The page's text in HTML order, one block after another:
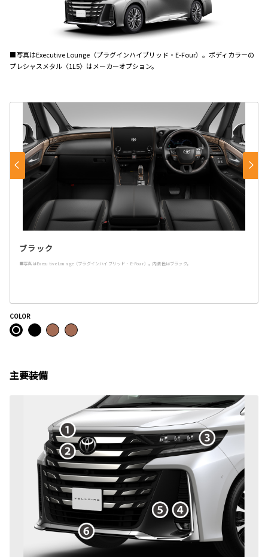
■写真はExecutive Lounge（プラグインハイブリッド・E-Four）。ボディカラーの
プレシャスメタル〈1L5〉はメーカーオプション。
ブラック
■写真はExecutive Lounge（プラグインハイブリッド・E-Four）。内装色はブラック。
COLOR
主要装備